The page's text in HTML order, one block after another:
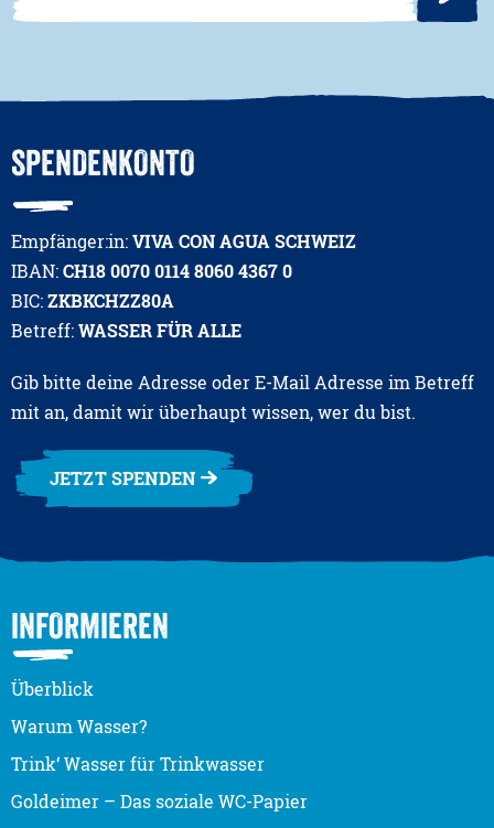
SPENDENKONTO
Empfänger:in:VIVA CON AGUA SCHWEIZ
IBAN:CH18 0070 0114 8060 4367 0
BIC:ZKBKCHZZ80A
Betreff:WASSER FÜR ALLE
Gib bitte deine Adresse oder E-Mail Adresse im Betreff
mit an, damit wir überhaupt wissen, wer du bist.
JETZT SPENDEN
INFORMIEREN
Überblick
Warum Wasser?
Trink‘ Wasser für Trinkwasser
Goldeimer – Das soziale WC-Papier